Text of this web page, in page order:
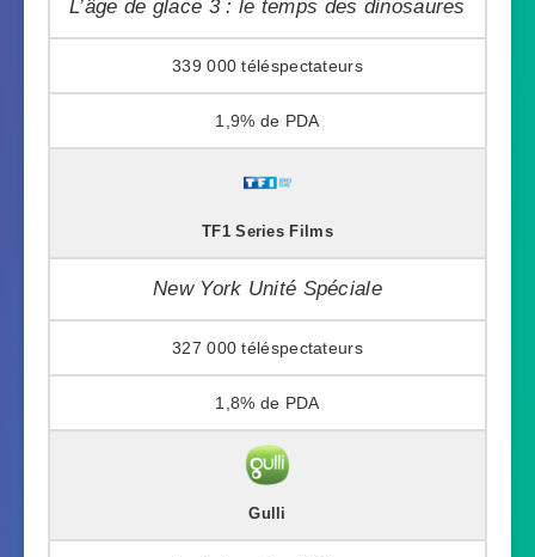
L’âge de glace 3 : le temps des dinosaures
339 000
1,9%
TF1 Series Films
New York Unité Spéciale
327 000
1,8%
Gulli